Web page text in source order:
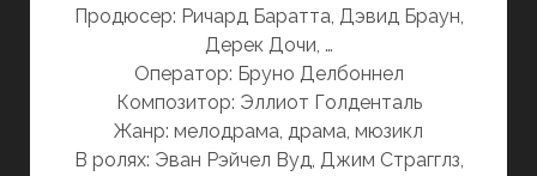
Продюсер: Ричард Баратта, Дэвид Браун,
Дерек Дочи, …
Оператор: Бруно Делбоннел
Композитор: Эллиот Голденталь
Жанр: мелодрама, драма, мюзикл
В ролях: Эван Рэйчел Вуд, Джим Страгглз,